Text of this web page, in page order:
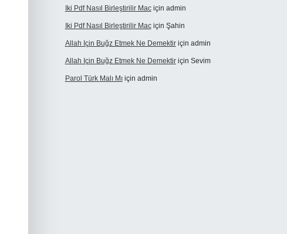
Iki Pdf Nasıl Birleştirilir Maciçin admin
Iki Pdf Nasıl Birleştirilir Maciçin Şahin
Allah Için Buğz Etmek Ne Demektiriçin admin
Allah Için Buğz Etmek Ne Demektiriçin Sevim
Parol Türk Malı Mıiçin admin